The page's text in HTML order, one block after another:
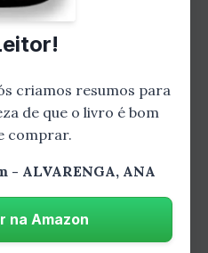
R2-D2.
uma série de
hostis,
mortais e resolver
Mas com coragem,
criamos resumos para
de que o livro é bom
comprar.
- ALVARENGA, ANA
na Amazon